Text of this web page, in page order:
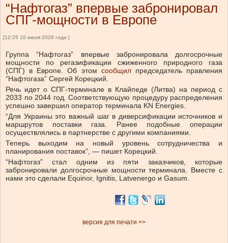
“Нафтогаз” впервые забронировал
СПГ-мощности в Европе
[12:25 10 июня 2026 года ]
Группа “Нафтогаз” впервые забронировала долгосрочные
мощности по регазификации сжиженного природного газа
(СПГ) в Европе. Об этом сообщил председатель правления
“Нафтогаза” Сергей Корецкий.
Речь идет о СПГ-терминале в Клайпеде (Литва) на период с
2033 по 2044 год. Соответствующую процедуру распределения
успешно завершил оператор терминала KN Energies.
“Для Украины это важный шаг в диверсификации источников и
маршрутов поставки газа. Ранее подобные операции
осуществлялись в партнерстве с другими компаниями.
Теперь выходим на новый уровень сотрудничества и
планирования поставок”, — пишет Корецкий.
“Нафтогаз” стал одним из пяти заказчиков, которые
забронировали долгосрочные мощности терминала. Вместе с
нами это сделали Equinor, Ignitis, Latvenergo и Gasum.
версия для печати >>